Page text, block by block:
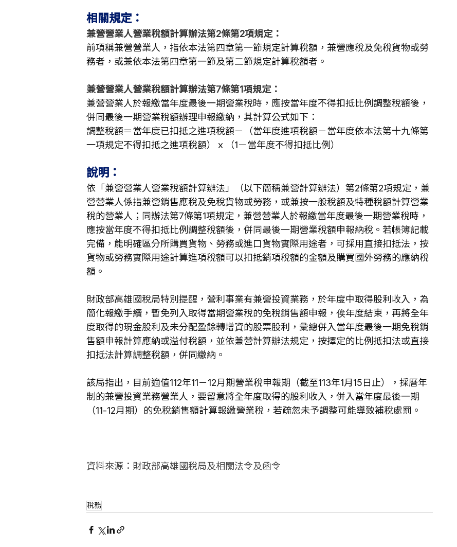
相關規定：
兼營營業人營業稅額計算辦法第2條第2項規定：
前項稱兼營營業人，指依本法第四章第一節規定計算稅額，兼營應稅及免稅貨物或勞
務者，或兼依本法第四章第一節及第二節規定計算稅額者。
兼營營業人營業稅額計算辦法第7條第1項規定：
兼營營業人於報繳當年度最後一期營業稅時，應按當年度不得扣抵比例調整稅額後，
併同最後一期營業稅額辦理申報繳納，其計算公式如下：
調整稅額＝當年度已扣抵之進項稅額－（當年度進項稅額－當年度依本法第十九條第
一項規定不得扣抵之進項稅額）ｘ（1－當年度不得扣抵比例）
說明：
依「兼營營業人營業稅額計算辦法」（以下簡稱兼營計算辦法）第2條第2項規定，兼
營營業人係指兼營銷售應稅及免稅貨物或勞務，或兼按一般稅額及特種稅額計算營業
稅的營業人；同辦法第7條第1項規定，兼營營業人於報繳當年度最後一期營業稅時，
應按當年度不得扣抵比例調整稅額後，併同最後一期營業稅額申報納稅。若帳簿記載
完備，能明確區分所購買貨物、勞務或進口貨物實際用途者，可採用直接扣抵法，按
貨物或勞務實際用途計算進項稅額可以扣抵銷項稅額的金額及購買國外勞務的應納稅
額。
財政部高雄國稅局特別提醒，營利事業有兼營投資業務，於年度中取得股利收入，為
簡化報繳手續，暫免列入取得當期營業稅的免稅銷售額申報，俟年度結束，再將全年
度取得的現金股利及未分配盈餘轉增資的股票股利，彙總併入當年度最後一期免稅銷
售額申報計算應納或溢付稅額，並依兼營計算辦法規定，按擇定的比例抵扣法或直接
扣抵法計算調整稅額，併同繳納。
該局指出，目前適值112年11－12月期營業稅申報期（截至113年1月15日止），採曆年
制的兼營投資業務營業人，要留意將全年度取得的股利收入，併入當年度最後一期
（11-12月期）的免稅銷售額計算報繳營業稅，若疏忽未予調整可能導致補稅處罰。
資料來源：財政部高雄國稅局及相關法令及函令
稅務